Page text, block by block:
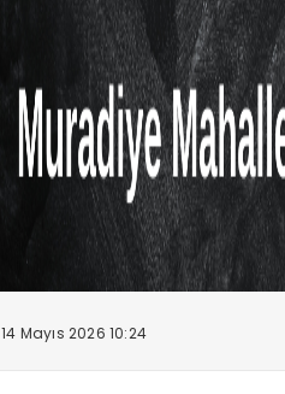
14 Mayıs 2026 10:24